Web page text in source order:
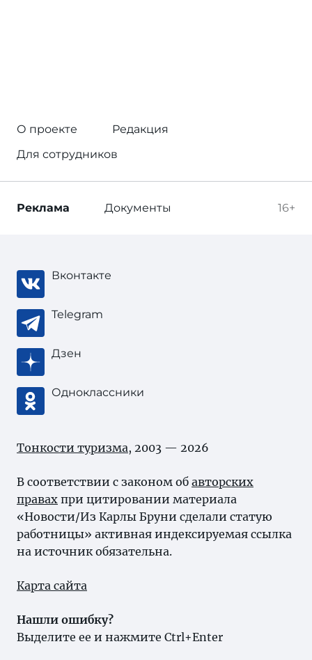
О проекте
Редакция
Для сотрудников
16+
Реклама Документы
Вконтакте
Telegram
Дзен
Одноклассники
Тонкости туризма, 2003 — 2026
В соответствии с законом об авторских
правах при цитировании материала
«Новости/Из Карлы Бруни сделали статую
работницы» активная индексируемая ссылка
на источник обязательна.
Карта сайта
Нашли ошибку?
Выделите ее и нажмите Ctrl+Enter